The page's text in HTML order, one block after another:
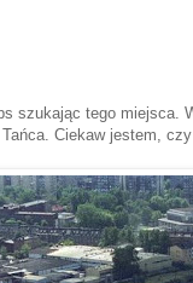
szukając tego
Ciekaw jestem, czy